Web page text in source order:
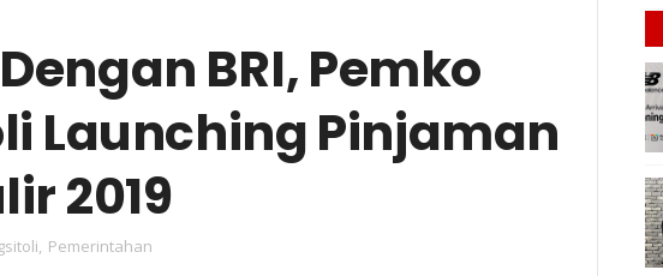
BRI, Pemko
Launching Pinjaman
2019
Pemerintahan